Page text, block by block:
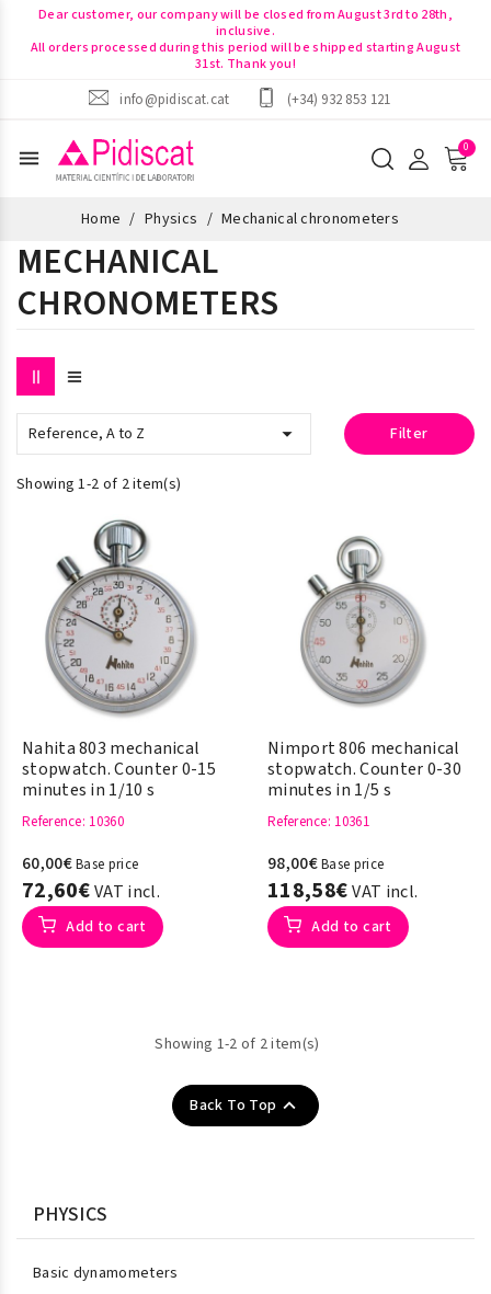
Dear customer, our company will be closed from August 3rd to 28th,
inclusive.
All orders processed during this period will be shipped starting August
31st. Thank you!
info@pidiscat.cat
(+34) 932 853 121
menu
Home Physics Mechanical chronometers
MECHANICAL
CHRONOMETERS
Reference, A to Z  Filter
Showing 1-2 of 2 item(s)
Nahita 803 mechanical
stopwatch. Counter 0-15
minutes in 1/10 s
Reference: 10360
60,00€Base price
72,60€VAT incl.
Add to cart
Nimport 806 mechanical
stopwatch. Counter 0-30
minutes in 1/5 s
Reference: 10361
98,00€Base price
118,58€VAT incl.
Add to cart
Showing 1-2 of 2 item(s)
Back To Top 
PHYSICS
Basic dynamometers